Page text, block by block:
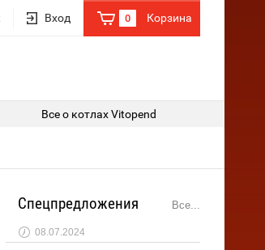
0
Корзина
Вход
по параметрам
Все о котлах Vitopend
Спецпредложения Все...
08.07.2024